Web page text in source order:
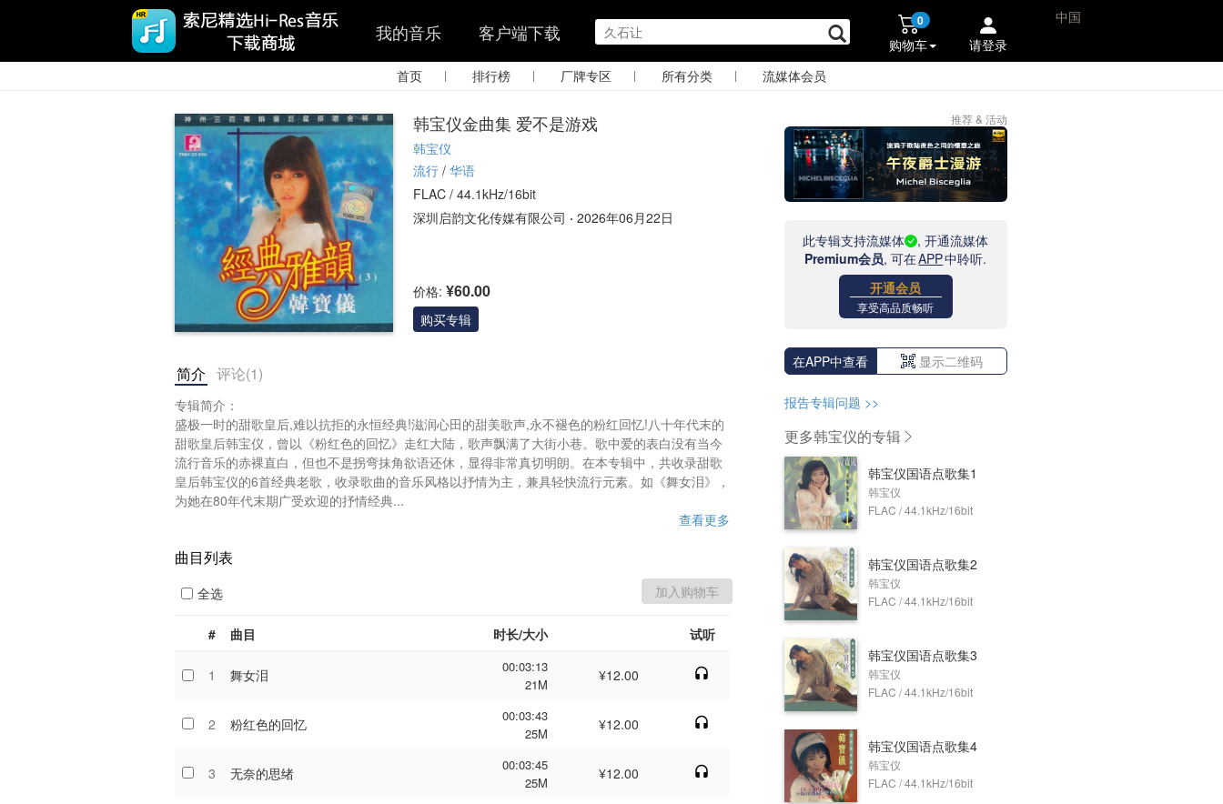
我的音乐 客户端下载 0
购物车 请登录
中国
首页 | 排行榜 | 厂牌专区 | 所有分类 | 流媒体会员
韩宝仪金曲集 爱不是游戏
韩宝仪
流行 / 华语
FLAC / 44.1kHz/16bit
深圳启韵文化传媒有限公司 · 2026年06月22日
价格: ¥60.00
购买专辑
简介 评论(1)
专辑简介：
盛极一时的甜歌皇后,难以抗拒的永恒经典!滋润心田的甜美歌声,永不褪色的粉红回忆!八十年代末的
甜歌皇后韩宝仪，曾以《粉红色的回忆》走红大陆，歌声飘满了大街小巷。歌中爱的表白没有当今
流行音乐的赤裸直白，但也不是拐弯抹角欲语还休，显得非常真切明朗。在本专辑中，共收录甜歌
皇后韩宝仪的6首经典老歌，收录歌曲的音乐风格以抒情为主，兼具轻快流行元素。如《舞女泪》，
为她在80年代末期广受欢迎的抒情经典...
查看更多
曲目列表
全选
# 曲目 时长/大小 试听
1 舞女泪
00:03:13
21M
¥12.00
2 粉红色的回忆
00:03:43
25M
¥12.00
3 无奈的思绪
00:03:45
25M
¥12.00
推荐 & 活动
此专辑支持流媒体
, 开通流媒体
Premium会员, 可在APP中聆听.
开通会员
享受高品质畅听
在APP中查看 显示二维码
报告专辑问题 >>
更多韩宝仪的专辑
韩宝仪国语点歌集1
韩宝仪
FLAC / 44.1kHz/16bit
韩宝仪国语点歌集2
韩宝仪
FLAC / 44.1kHz/16bit
韩宝仪国语点歌集3
韩宝仪
FLAC / 44.1kHz/16bit
韩宝仪国语点歌集4
韩宝仪
FLAC / 44.1kHz/16bit